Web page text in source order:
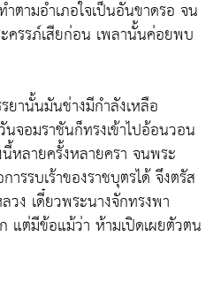
ตามอำเภอใจเป็นอันขาดรอ จน
ครรภ์เสียก่อน เพลานั้นค่อยพบ
ยานั้นมันช่างมีกำลังเหลือ
จอมราชันก็ทรงเข้าไปอ้อนวอน
หลายครั้งหลายครา จนพระ
รรบเร้าของราชบุตรได้ จึงตรัส
วง เดี๋ยวพระนางจักทรงพา
แต่มีข้อแม้ว่า ห้ามเปิดเผยตัวตน